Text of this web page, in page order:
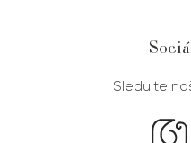
Sledujte